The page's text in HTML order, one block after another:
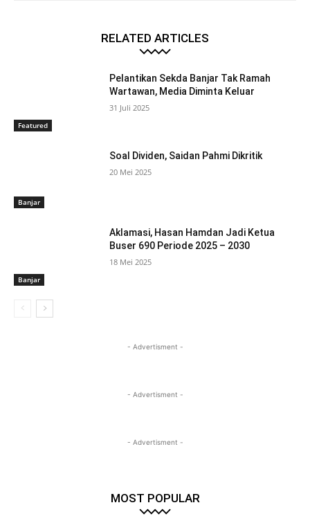
RELATED ARTICLES
Featured
Pelantikan Sekda Banjar Tak Ramah
Wartawan, Media Diminta Keluar
31 Juli 2025
Banjar
Soal Dividen, Saidan Pahmi Dikritik
20 Mei 2025
Banjar
Aklamasi, Hasan Hamdan Jadi Ketua
Buser 690 Periode 2025 – 2030
18 Mei 2025
- Advertisment -
- Advertisment -
- Advertisment -
MOST POPULAR